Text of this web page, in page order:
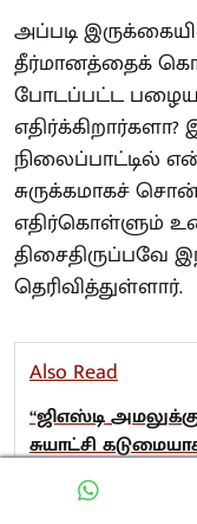
அப்படி
தீர்மானத்தைக்
போடப்பட்ட
நிலைப்பாட்டில்
சுருக்கமாகச்
எதிர்கொள்ளும்
திசைதிருப்பவே
தெரிவித்துள்ளார்.
Also Read
“ஜிஎஸ்டி
சுயாட்சி
தென்னரசு!